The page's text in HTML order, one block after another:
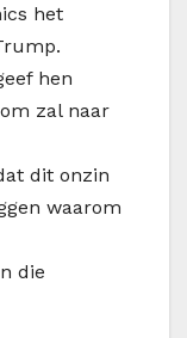
het
hen
zal naar
dit onzin
waarom
die